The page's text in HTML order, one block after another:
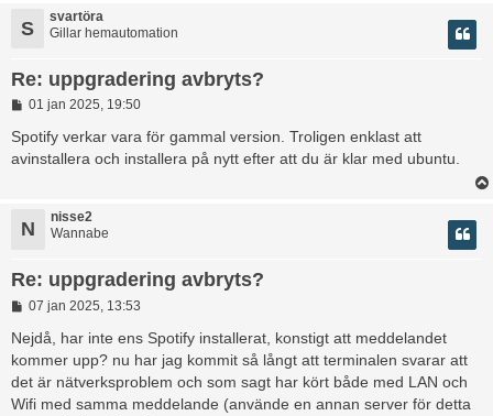
S
svartöra
Gillar hemautomation
Re: uppgradering avbryts?
l
ä
g
01 jan 2025, 19:50
Spotify verkar vara för gammal version. Troligen enklast att
avinstallera och installera på nytt efter att du är klar med ubuntu.
N
nisse2
Wannabe
Re: uppgradering avbryts?
l
ä
g
g
07 jan 2025, 13:53
Nejdå, har inte ens Spotify installerat, konstigt att meddelandet
kommer upp? nu har jag kommit så långt att terminalen svarar att
det är nätverksproblem och som sagt har kört både med LAN och
Wifi med samma meddelande (använde en annan server för detta